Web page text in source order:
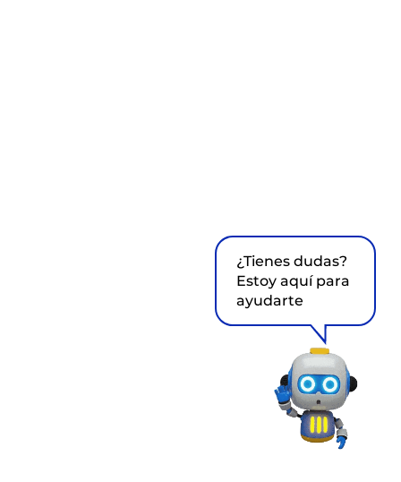
¿Tienes dudas?
Estoy aquí para
ayudarte